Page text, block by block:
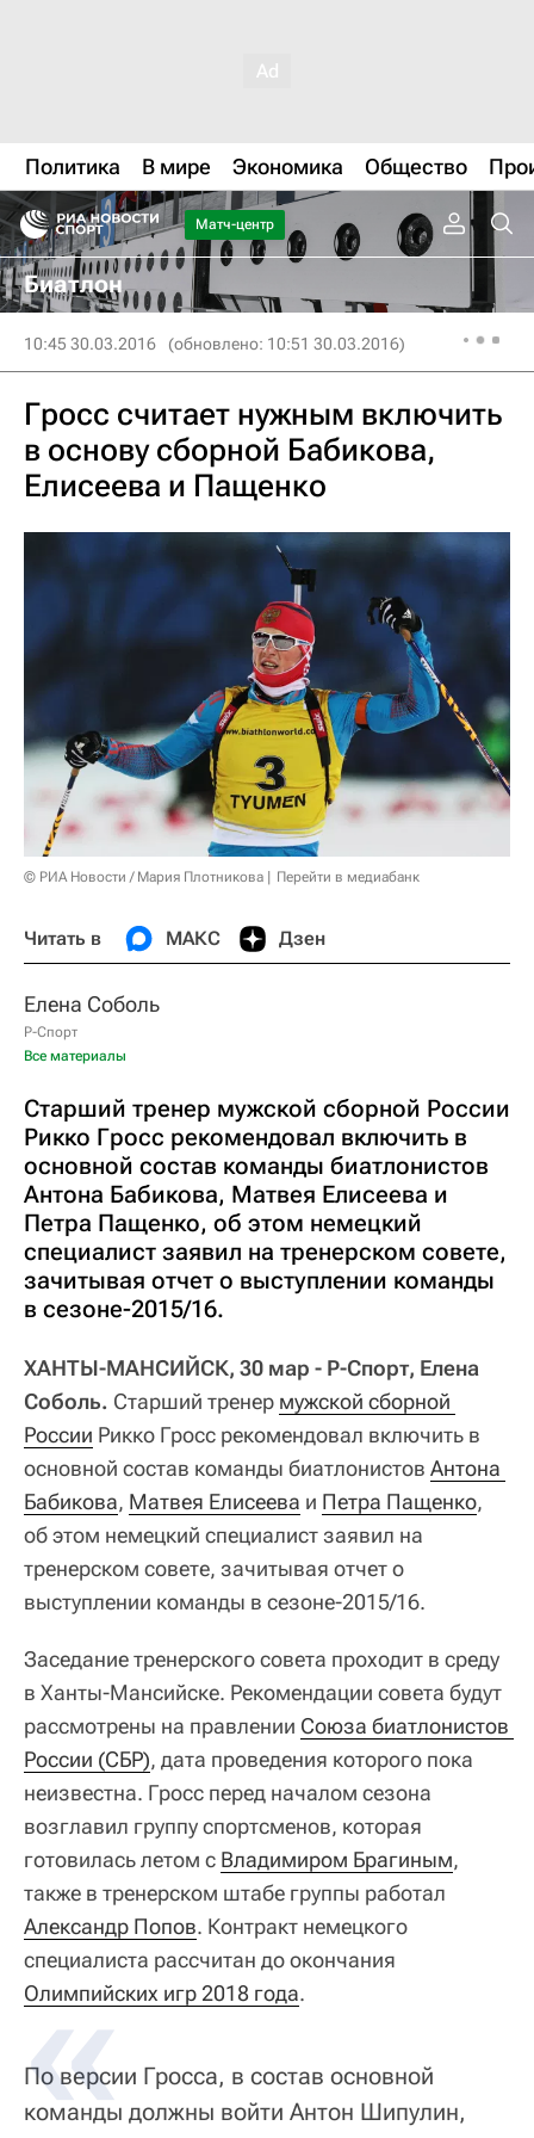
Политика В мире Экономика Общество
Матч-центр
Биатлон
10:45 30.03.2016 (обновлено: 10:51 30.03.2016)
Гросс считает нужным включить
в основу сборной Бабикова,
Елисеева и Пащенко
© РИА Новости / Мария Плотникова Перейти в медиабанк
Читать в МАКС Дзен
Елена Соболь
Р-Спорт
Все материалы
Старший тренер мужской сборной России
Рикко Гросс рекомендовал включить в
основной состав команды биатлонистов
Антона Бабикова, Матвея Елисеева и
Петра Пащенко, об этом немецкий
специалист заявил на тренерском совете,
зачитывая отчет о выступлении команды
в сезоне-2015/16.
ХАНТЫ-МАНСИЙСК, 30 мар - Р-Спорт, Елена
Соболь. Старший тренер мужской сборной
России Рикко Гросс рекомендовал включить в
основной состав команды биатлонистов Антона
Бабикова, Матвея Елисеева и Петра Пащенко,
об этом немецкий специалист заявил на
тренерском совете, зачитывая отчет о
выступлении команды в сезоне-2015/16.
Заседание тренерского совета проходит в среду
в Ханты-Мансийске. Рекомендации совета будут
рассмотрены на правлении Союза биатлонистов
России (СБР), дата проведения которого пока
неизвестна. Гросс перед началом сезона
возглавил группу спортсменов, которая
готовилась летом с Владимиром Брагиным,
также в тренерском штабе группы работал
Александр Попов. Контракт немецкого
специалиста рассчитан до окончания
Олимпийских игр 2018 года.
По версии Гросса, в состав основной
команды должны войти Антон Шипулин,